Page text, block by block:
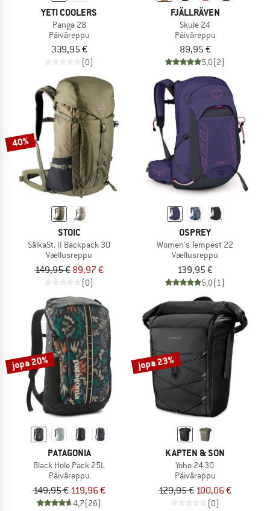
YETI COOLERS
Panga 28
Päiväreppu
339,95 €
(0)
FJÄLLRÄVEN
Skule 24
Päiväreppu
89,95 €
5,0(2)
40%
STOIC
SälkaSt. II Backpack 30
Vaellusreppu
149,95 € 89,97 €
(0)
OSPREY
Women's Tempest 22
Vaellusreppu
139,95 €
5,0(1)
jopa 20%
PATAGONIA
Black Hole Pack 25L
Päiväreppu
149,95 € 119,96 €
4,7(26)
jopa 23%
KAPTEN & SON
Yoho 24-30
Päiväreppu
129,95 € 100,06 €
(0)